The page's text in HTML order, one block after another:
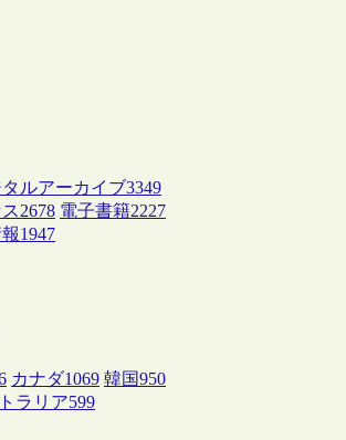
ルアーカイブ3349
2678 電子書籍2227
1947
カナダ1069 韓国950
ラリア599